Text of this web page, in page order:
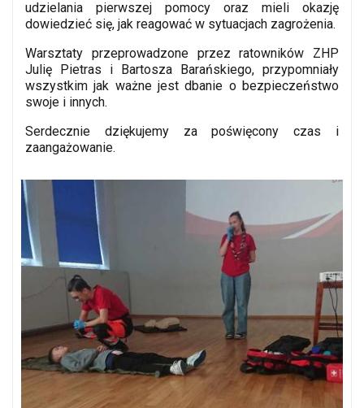
udzielania pierwszej pomocy oraz mieli okazję
dowiedzieć się, jak reagować w sytuacjach zagrożenia.
Warsztaty przeprowadzone przez ratowników ZHP
Julię Pietras i Bartosza Barańskiego, przypomniały
wszystkim jak ważne jest dbanie o bezpieczeństwo
swoje i innych.
Serdecznie dziękujemy za poświęcony czas i
zaangażowanie.